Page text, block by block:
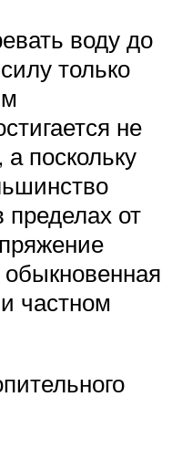
воду до
только
не
поскольку
от
частном